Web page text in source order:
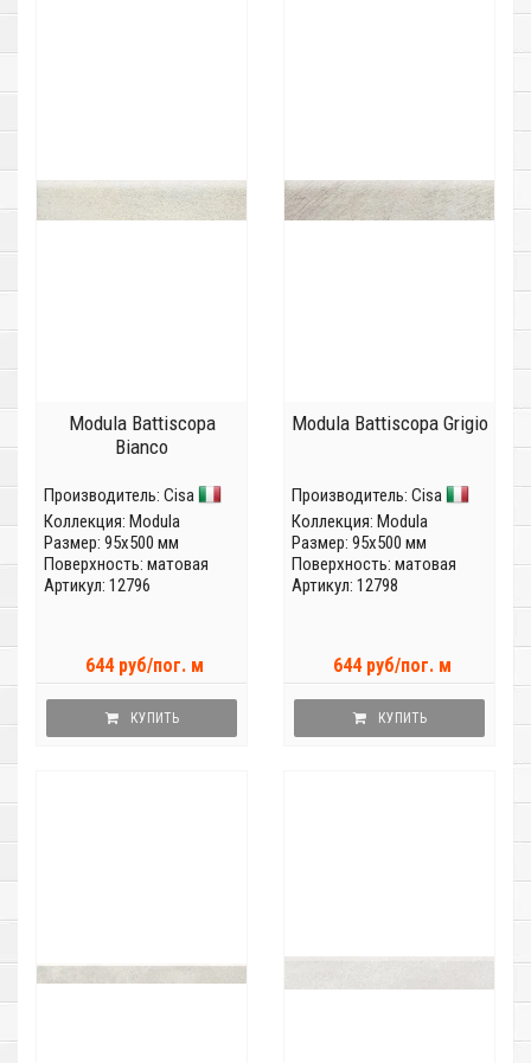
Modula Battiscopa
Bianco
Производитель: Cisa
Коллекция: Modula
Размер: 95x500 мм
Поверхность: матовая
Артикул: 12796
644 руб/пог. м
КУПИТЬ
Modula Battiscopa Grigio
Производитель: Cisa
Коллекция: Modula
Размер: 95x500 мм
Поверхность: матовая
Артикул: 12798
644 руб/пог. м
КУПИТЬ